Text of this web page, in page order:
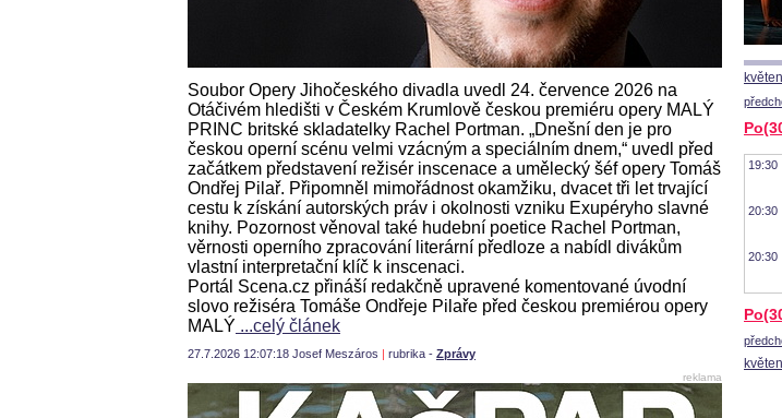
Soubor Opery Jihočeského divadla uvedl 24. července 2026 na
Otáčivém hledišti v Českém Krumlově českou premiéru opery MALÝ
PRINC britské skladatelky Rachel Portman. „Dnešní den je pro
českou operní scénu velmi vzácným a speciálním dnem,“ uvedl před
začátkem představení režisér inscenace a umělecký šéf opery Tomáš
Ondřej Pilař. Připomněl mimořádnost okamžiku, dvacet tři let trvající
cestu k získání autorských práv i okolnosti vzniku Exupéryho slavné
knihy. Pozornost věnoval také hudební poetice Rachel Portman,
věrnosti operního zpracování literární předloze a nabídl divákům
vlastní interpretační klíč k inscenaci.
Portál Scena.cz přináší redakčně upravené komentované úvodní
slovo režiséra Tomáše Ondřeje Pilaře před českou premiérou opery
MALÝ ...celý článek
27.7.2026 12:07:18 Josef Meszáros | rubrika - Zprávy
reklama
květen
19:30
20:30
20:30
květen